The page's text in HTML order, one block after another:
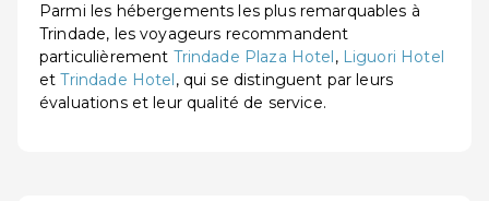
Parmi les hébergements les plus remarquables à
Trindade, les voyageurs recommandent
particulièrement Trindade Plaza Hotel, Liguori Hotel
etTrindade Hotel, qui se distinguent par leurs
évaluations et leur qualité de service.